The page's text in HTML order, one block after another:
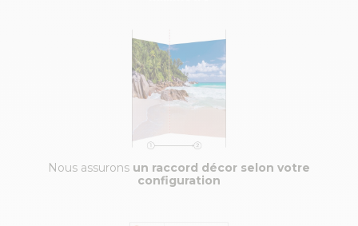
Nous assurons un raccord décor selon votre
configuration